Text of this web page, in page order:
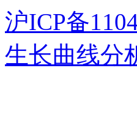
沪ICP备
生长曲线分